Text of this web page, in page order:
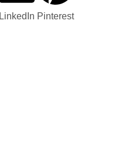
LinkedIn Pinterest